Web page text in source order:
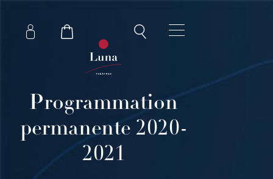
Programmation
permanente 2020-
2021